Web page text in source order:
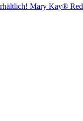
Mary Kay®